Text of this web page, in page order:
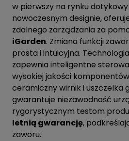
w pierwszy na rynku
nowoczesnym designie,
zdalnego zarządzania za
iGarden. Zmiana funkcji
prosta i intuicyjna. Technologia
zapewnia inteligentne
wysokiej jakości
ceramiczny wirnik i uszczelka
gwarantuje niezawodność
rygorystycznym testom
letnią gwarancję,
zaworu.